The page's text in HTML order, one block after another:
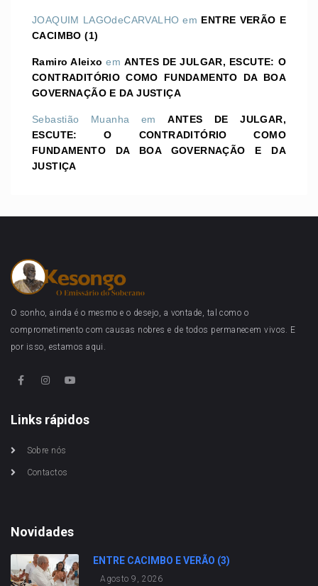
JOAQUIM LAGOdeCARVALHO em ENTRE VERÃO E
CACIMBO (1)
Ramiro Aleixo emANTES DE JULGAR, ESCUTE: O
CONTRADITÓRIO COMO FUNDAMENTO DA BOA
GOVERNAÇÃO E DA JUSTIÇA
Sebastião Muanha emANTES DE JULGAR,
ESCUTE: O CONTRADITÓRIO COMO
FUNDAMENTO DA BOA GOVERNAÇÃO E DA
JUSTIÇA
O sonho, ainda é o mesmo e o desejo, a vontade, tal como o
comprometimento com causas nobres e de todos permanecem vivos. E
por isso, estamos aqui.
Links rápidos
Sobre nós
Contactos
Novidades
ENTRE CACIMBO E VERÃO (3)
Agosto 9, 2026